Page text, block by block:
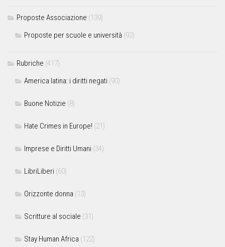
Proposte Associazione (139)
Proposte per scuole e università (92)
Rubriche (417)
America latina: i diritti negati (90)
Buone Notizie (8)
Hate Crimes in Europe! (21)
Imprese e Diritti Umani (34)
LibriLiberi (60)
Orizzonte donna (13)
Scritture al sociale (31)
Stay Human Africa (122)